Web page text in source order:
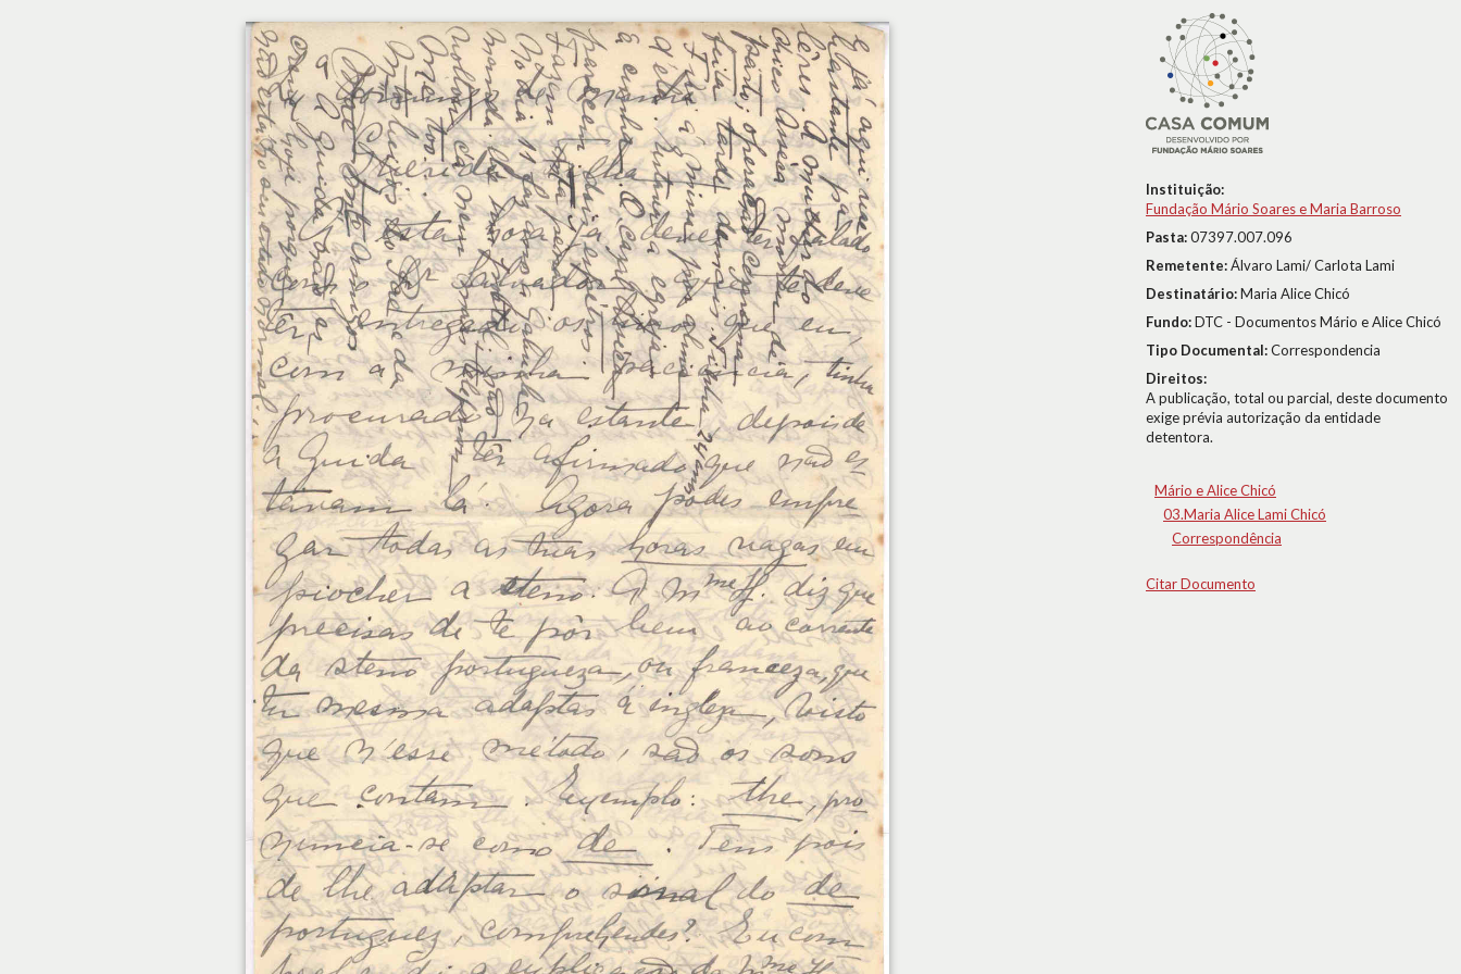
Instituição:
Fundação Mário Soares e Maria Barroso
Pasta:07397.007.096
Remetente:Álvaro Lami/ Carlota Lami
Destinatário:Maria Alice Chicó
Fundo:DTC - Documentos Mário e Alice Chicó
Tipo Documental:Correspondencia
Direitos:
A publicação, total ou parcial, deste documento
exige prévia autorização da entidade
detentora.
Mário e Alice Chicó
03.Maria Alice Lami Chicó
Correspondência
Citar Documento